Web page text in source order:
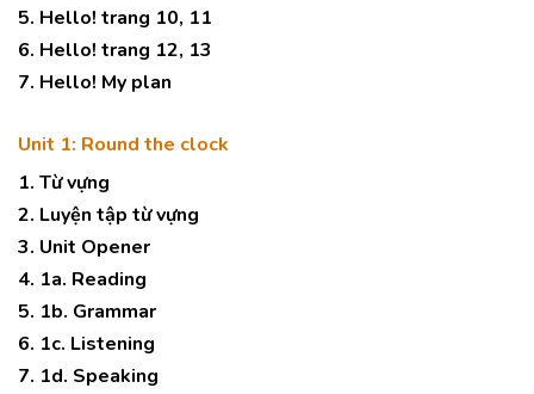
5. Hello! trang 10, 11
6. Hello! trang 12, 13
7. Hello! My plan
Unit 1: Round the clock
1. Từ vựng
2. Luyện tập từ vựng
3. Unit Opener
4. 1a. Reading
5. 1b. Grammar
6. 1c. Listening
7. 1d. Speaking